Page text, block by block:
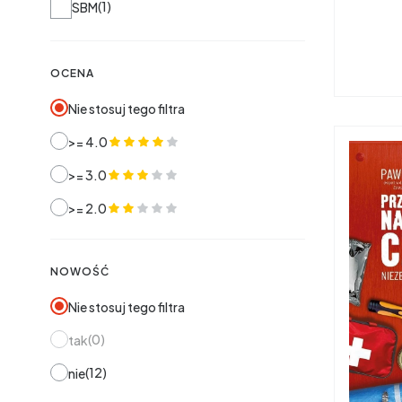
SBM 1
OCENA
Nie stosuj tego filtra
>= 4.0
>= 3.0
>= 2.0
NOWOŚĆ
Nie stosuj tego filtra
tak 0
nie 12